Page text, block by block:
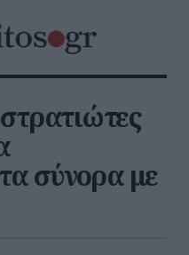
σύνορα με